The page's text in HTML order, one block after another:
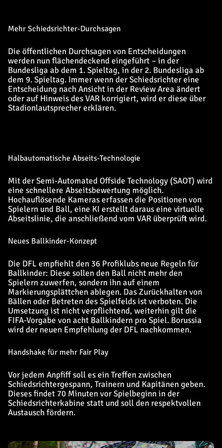
Mehr Schiedsrichter-Durchsagen
Die öffentlichen Durchsagen von Entscheidungen
werden nun flächendeckend eingeführt – in der
Bundesliga ab dem 1. Spieltag, in der 2. Bundesliga ab
dem 9. Spieltag. Immer wenn der Schiedsrichter eine
Entscheidung nach Ansicht in der Review Area ändert
oder auf Hinweis des VAR korrigiert, wird er diese über
Stadionlautsprecher erklären.
Halbautomatische Abseits-Technologie
Mit der Semi-Automated Offside Technology (SAOT) wird
eine schnellere Abseitsbewertung möglich.
Hochauflösende Kameras erfassen die Positionen von
Spielern und Ball, eine KI erstellt daraus eine virtuelle
Abseitslinie, die anschließend vom VAR überprüft wird.
Neues Ballkinder-Konzept
Die DFL empfiehlt den 36 Profiklubs neue Regeln für
Ballkinder: Diese sollen den Ball nicht mehr den
Spielern zuwerfen, sondern ihn auf einem
Markierungsplättchen ablegen. Das Zurückhalten von
Bällen oder Betreten des Spielfelds ist verboten. Die
Umsetzung ist nicht verpflichtend, weiterhin gilt die
FIFA-Vorgabe von acht Ballkindern pro Spiel. Borussia
wird der neuen Empfehlung der DFL nachkommen.
Handshake für mehr Fair Play
Vor jedem Anpfiff soll es ein Treffen zwischen
Schiedsrichtergespann, Trainern und Kapitänen geben.
Dieses findet 70 Minuten vor Spielbeginn in der
Schiedsrichterkabine statt und soll den respektvollen
Austausch fördern.